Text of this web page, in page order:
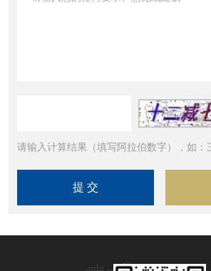
请输入计算结果（填写阿拉伯数字），如：